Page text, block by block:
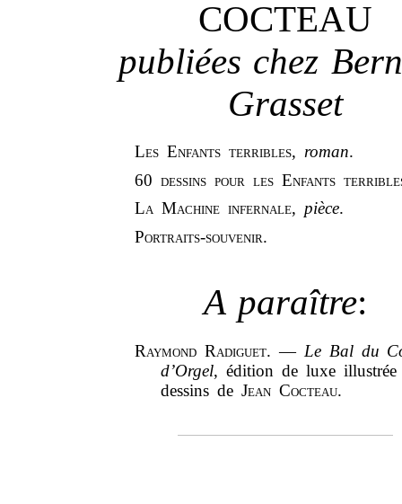
COCTEAU
publiées chez
Grasset
Les Enfants terribles, roman.
60 dessins pour les Enfants
La Machine infernale, pièce.
Portraits-souvenir.
A paraître:
Raymond Radiguet. — Le Bal du
d’Orgel, édition de luxe illustrée
dessins de Jean Cocteau.